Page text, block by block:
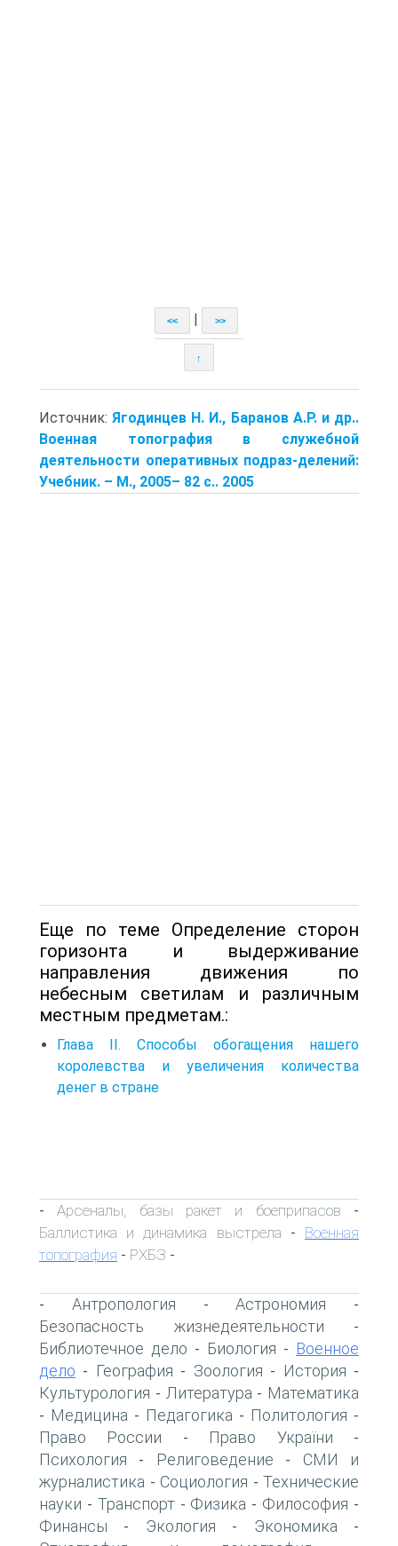
<< >>
↑
Источник: Ягодинцев Н. И., Баранов А.Р. и др..
Военная топография в служебной
деятельности оперативных подраз-делений:
Учебник. – М., 2005– 82 с.. 2005
Еще по теме Определение сторон
горизонта и выдерживание
направления движения по
небесным светилам и различным
местным предметам.:
Глава II. Способы обогащения нашего
королевства и увеличения количества
денег в стране
-Арсеналы, базы ракет и боеприпасов -
Баллистика и динамика выстрела - Военная
топография - РХБЗ -
- Антропология -Астрономия -
Безопасность жизнедеятельности -
Библиотечное дело - Биология - Военное
дело - География - Зоология - История -
Культурология - Литература - Математика
- Медицина - Педагогика - Политология -
Право России - Право України -
Психология - Религоведение - СМИ и
журналистика - Социология - Технические
науки - Транспорт- Физика - Философия -
Финансы - Экология - Экономика -